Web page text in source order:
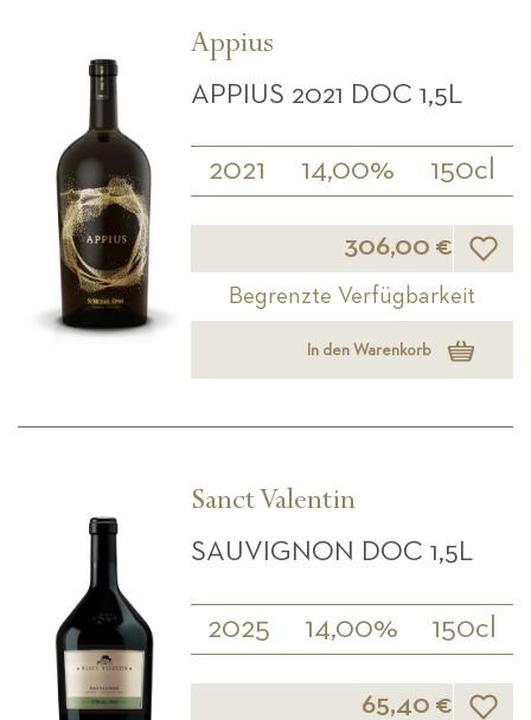
Appius
APPIUS 2021 DOC 1,5L
2021 14,00% 150cl
306,00 €
Begrenzte Verfügbarkeit
In den Warenkorb
Sanct Valentin
SAUVIGNON DOC 1,5L
2025 14,00% 150cl
65,40 €